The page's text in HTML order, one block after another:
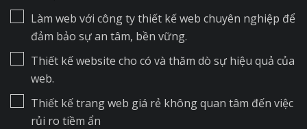
Làm web với công ty thiết kế web chuyên nghiệp để
đảm bảo sự an tâm, bền vững.
Thiết kế website cho có và thăm dò sự hiệu quả của
web.
Thiết kế trang web giá rẻ không quan tâm đến việc
rủi ro tiềm ẩn